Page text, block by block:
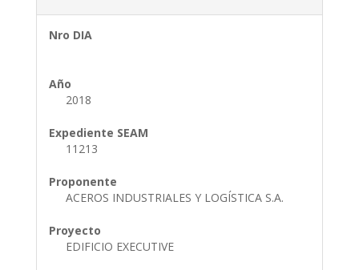
Nro DIA
Año
2018
Expediente SEAM
11213
Proponente
ACEROS INDUSTRIALES Y LOGÍSTICA S.A.
Proyecto
EDIFICIO EXECUTIVE